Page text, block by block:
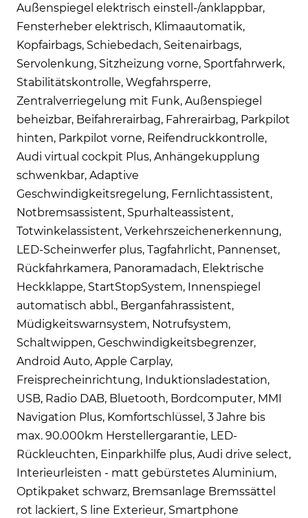
Außenspiegel elektrisch einstell-/anklappbar,
Fensterheber elektrisch, Klimaautomatik,
Kopfairbags, Schiebedach, Seitenairbags,
Servolenkung, Sitzheizung vorne, Sportfahrwerk,
Stabilitätskontrolle, Wegfahrsperre,
Zentralverriegelung mit Funk, Außenspiegel
beheizbar, Beifahrerairbag, Fahrerairbag, Parkpilot
hinten, Parkpilot vorne, Reifendruckkontrolle,
Audi virtual cockpit Plus, Anhängekupplung
schwenkbar, Adaptive
Geschwindigkeitsregelung, Fernlichtassistent,
Notbremsassistent, Spurhalteassistent,
Totwinkelassistent, Verkehrszeichenerkennung,
LED-Scheinwerfer plus, Tagfahrlicht, Pannenset,
Rückfahrkamera, Panoramadach, Elektrische
Heckklappe, StartStopSystem, Innenspiegel
automatisch abbl., Berganfahrassistent,
Müdigkeitswarnsystem, Notrufsystem,
Schaltwippen, Geschwindigkeitsbegrenzer,
Android Auto, Apple Carplay,
Freisprecheinrichtung, Induktionsladestation,
USB, Radio DAB, Bluetooth, Bordcomputer, MMI
Navigation Plus, Komfortschlüssel, 3 Jahre bis
max. 90.000km Herstellergarantie, LED-
Rückleuchten, Einparkhilfe plus, Audi drive select,
Interieurleisten - matt gebürstetes Aluminium,
Optikpaket schwarz, Bremsanlage Bremssättel
rot lackiert, S line Exterieur, Smartphone